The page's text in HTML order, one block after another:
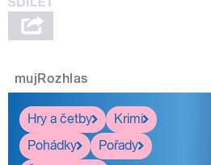
mujRozhlas
Hry a četby
Krimi
Pohádky
Pořady